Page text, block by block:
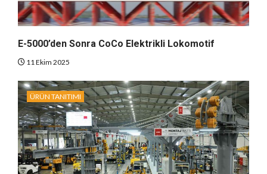
E-5000’den Sonra CoCo Elektrikli Lokomotif
11 Ekim 2025
ÜRÜN TANITIMI